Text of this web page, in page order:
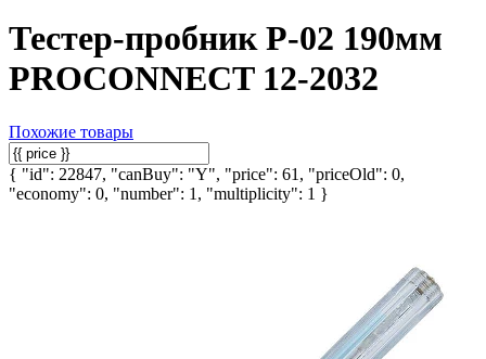
Тестер-пробник P-02 190мм
PROCONNECT 12-2032
Похожие товары
{ "id": 22847, "canBuy": "Y", "price": 61, "priceOld": 0,
"economy": 0, "number": 1, "multiplicity": 1 }